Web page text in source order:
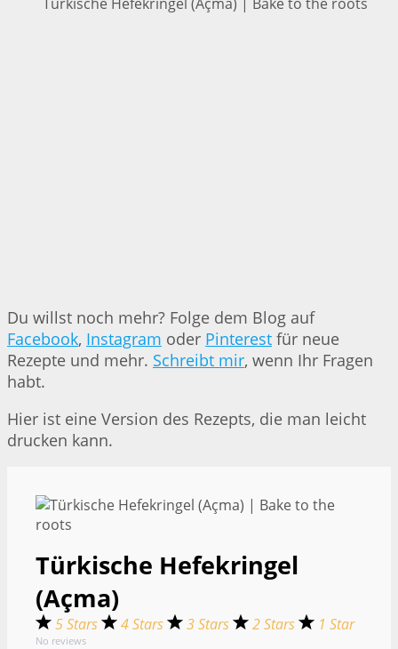
Du willst noch mehr? Folge dem Blog auf
Facebook, Instagram oder Pinterest für neue
Rezepte und mehr. Schreibt mir, wenn Ihr Fragen
habt.
Hier ist eine Version des Rezepts, die man leicht
drucken kann.
Türkische Hefekringel
(Açma)
5 Stars 4 Stars 3 Stars 2 Stars 1 Star
No reviews